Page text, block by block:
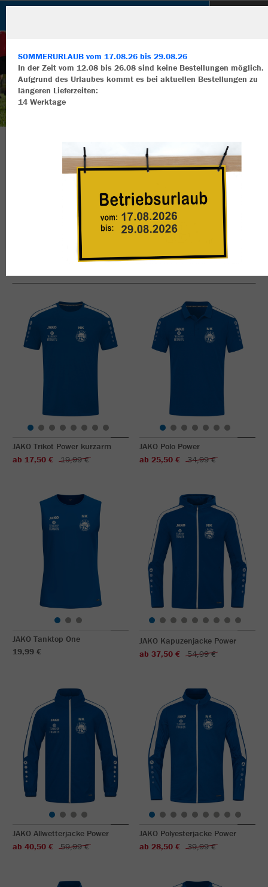
Herzlich Willkommen im Teamshop TSV
Brodswinden
Farbe
JAKO Trikot Power kurzarm
ab 17,50 €
19,99 €
JAKO Polo Power
ab 25,50 €
34,99 €
JAKO Tanktop One
19,99 €
JAKO Kapuzenjacke Power
ab 37,50 €
54,99 €
JAKO Allwetterjacke Power
ab 40,50 €
59,99 €
JAKO Polyesterjacke Power
ab 28,50 €
39,99 €
SOMMERURLAUB vom 17.08.26 bis 29.08.26
In der Zeit vom 12.08 bis 26.08 sind keine Bestellungen möglich.
Aufgrund des Urlaubes kommt es bei aktuellen Bestellungen zu
längeren Lieferzeiten:
14 Werktage
Wir verwenden Cookies
Alle akzeptieren
mehr Infos
Datenschutz
Impressum